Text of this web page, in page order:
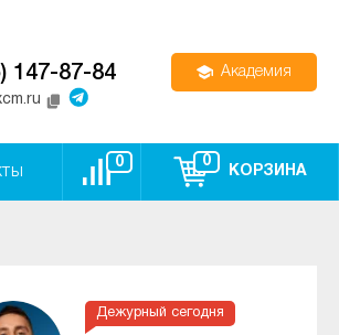
147-87-84 Академия
0 0
КОРЗИНА
Дежурный сегодня